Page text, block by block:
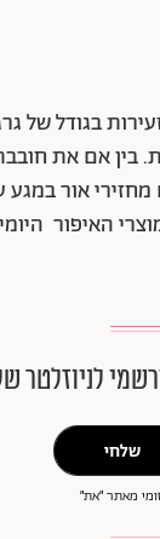
בגודל של
בין אם את
אור במגע
האיפור
לניוזלטר
שלחי
מאתר ״את״